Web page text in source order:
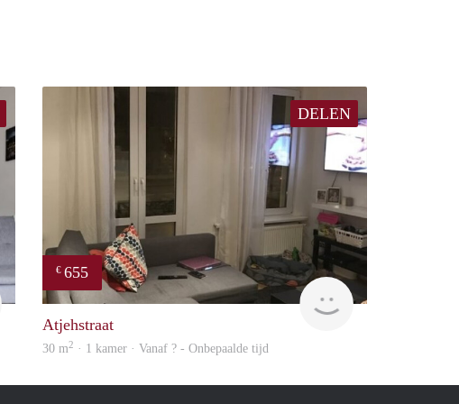
finder
DELEN
€ 655
Atjehstraat
30 m2 · 1 kamer · Vanaf ? - Onbepaalde tijd